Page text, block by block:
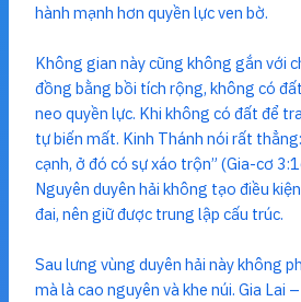
hành mạnh hơn quyền lực ven bờ.
Không gian này cũng không gắn với
đồng bằng bồi tích rộng, không có
neo quyền lực. Khi không có đất để
tự biến mất. Kinh Thánh nói rất
cạnh, ở đó có sự xáo trộn” (Gia-cơ
Nguyên duyên hải không tạo điều
đai, nên giữ được trung lập cấu trúc.
Sau lưng vùng duyên hải này không
mà là cao nguyên và khe núi. Gia Lai